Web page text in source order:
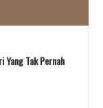
Yang Tak Pernah